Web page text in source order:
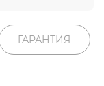
ГАРАНТИЯ